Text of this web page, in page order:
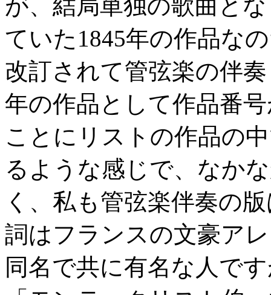
が、結局単独の歌曲と
ていた1845年の作品な
改訂されて管弦楽の伴
年の作品として作品番
ことにリストの作品の
るような感じで、なか
く、私も管弦楽伴奏の
詞はフランスの文豪ア
同名で共に有名な人で